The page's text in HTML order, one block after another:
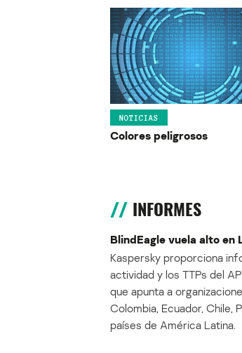
NOTICIAS
Colores peligrosos
INFORMES
BlindEagle vuela alto en
Kaspersky proporciona
actividad y los TTPs del
que apunta a
Colombia, Ecuador, Chile,
países de América Latina.